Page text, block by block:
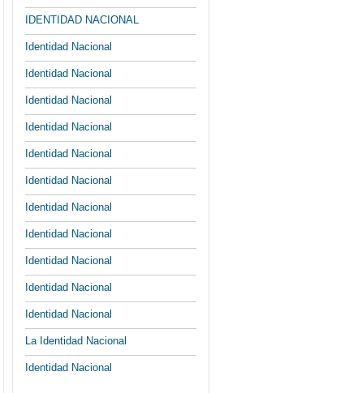
IDENTIDAD NACIONAL
Identidad Nacional
Identidad Nacional
Identidad Nacional
Identidad Nacional
Identidad Nacional
Identidad Nacional
Identidad Nacional
Identidad Nacional
Identidad Nacional
Identidad Nacional
Identidad Nacional
La Identidad Nacional
Identidad Nacional